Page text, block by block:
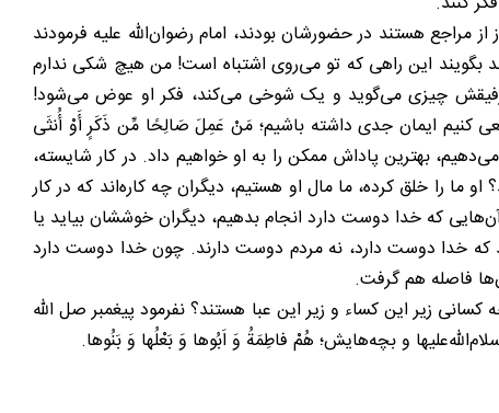
هستند در حضورشان بودند، امام رضوان‌الله علیه فرمودند
بگویند این راهی که تو می‌روی اشتباه است! من هیچ شکی ندارم
رفیقش چیزی می‌گوید و یک شوخی می‌کند، فکر او عوض می‌شود!
ایمان جدی داشته باشیم؛ مَنْ عَمِلَ صَالِحًا مِّن ذَکَرٍ أَوْ أُنثَى
بهترین پاداش ممکن را به او خواهیم داد. در کار شایسته،
را خلق کرده، ما مال او هستیم، دیگران چه کاره‌اند که در کار
که خدا دوست دارد انجام بدهیم، دیگران خوششان بیاید یا
که خدا دوست دارد، نه مردم دوست دارند. چون خدا دوست دارد
فاصله هم گرفت.
زیر این کساء و زیر این عبا هستند؟ نفرمود پیغمبر صل الله
و بچه‌هایش؛ هُمْ فاطِمَةُ وَ اَبُوها وَ بَعْلُها وَ بَنُوها.